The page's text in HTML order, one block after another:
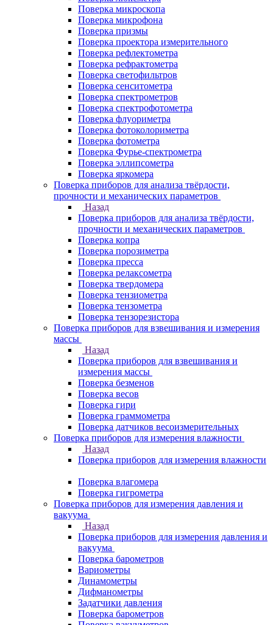
Поверка микроскопа
Поверка микрофона
Поверка призмы
Поверка проектора измерительного
Поверка рефлектометра
Поверка рефрактометра
Поверка светофильтров
Поверка сенситометра
Поверка спектрометров
Поверка спектрофотометра
Поверка флуориметра
Поверка фотоколориметра
Поверка фотометра
Поверка Фурье-спектрометра
Поверка эллипсометра
Поверка яркомера
Поверка приборов для анализа твёрдости,
прочности и механических параметров
Назад
Поверка приборов для анализа твёрдости,
прочности и механических параметров
Поверка копра
Поверка порозиметра
Поверка пресса
Поверка релаксометра
Поверка твердомера
Поверка тензиометра
Поверка тензометра
Поверка тензорезистора
Поверка приборов для взвешивания и измерения
массы
Назад
Поверка приборов для взвешивания и
измерения массы
Поверка безменов
Поверка весов
Поверка гири
Поверка граммометра
Поверка датчиков весоизмерительных
Поверка приборов для измерения влажности
Назад
Поверка приборов для измерения влажности
Поверка влагомера
Поверка гигрометра
Поверка приборов для измерения давления и
вакуума
Назад
Поверка приборов для измерения давления и
вакуума
Поверка барометров
Вариометры
Динамометры
Дифманометры
Задатчики давления
Поверка барометров